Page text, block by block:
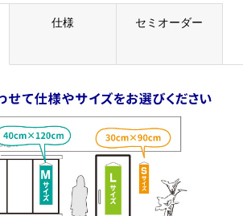
仕様 セミオーダー